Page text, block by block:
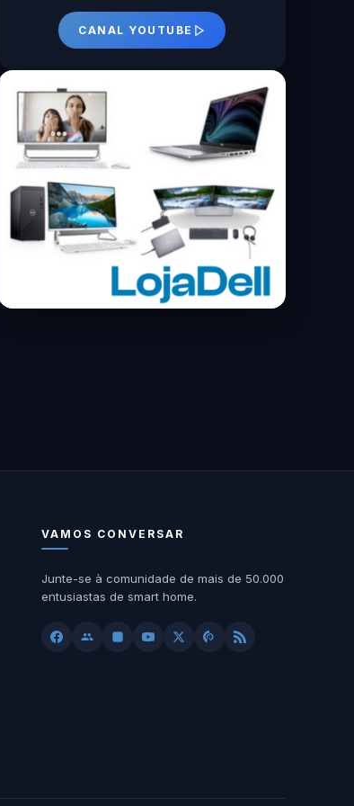
CANAL YOUTUBE
VAMOS CONVERSAR
Junte-se à comunidade de mais de 50.000
entusiastas de smart home.